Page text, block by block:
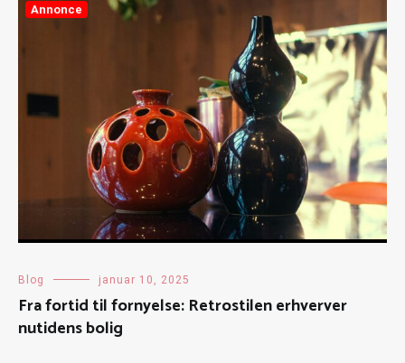
Annonce
Blog januar 10, 2025
Fra fortid til fornyelse: Retrostilen erhverver
nutidens bolig